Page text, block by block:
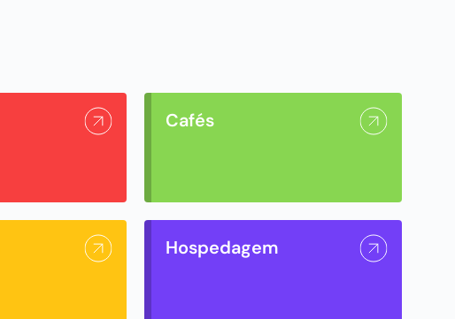
Cafés
Hospedagem